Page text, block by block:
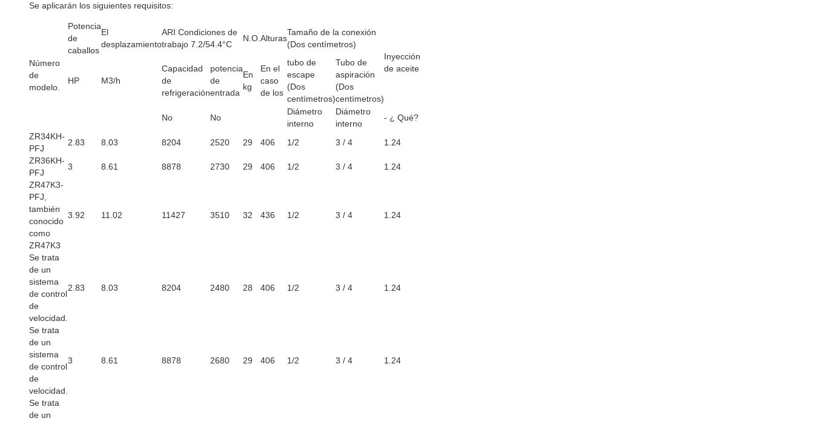
Se aplicarán los siguientes requisitos:
Número
de
modelo.
Potencia
de
caballos
El
desplazamiento
ARI Condiciones de
trabajo 7.2/54.4°C
N.O. Alturas
Tamaño de la conexión
(Dos centímetros)
Inyección
de aceite
HP
M3/h
Capacidad
de
refrigeración
potencia
de
entrada
En
kg
En el
caso
de los
tubo de
escape
(Dos
centímetros)
Tubo de
aspiración
(Dos
centímetros)
No
No
Diámetro
interno
Diámetro
interno
- ¿ Qué?
ZR34KH-
PFJ
2.83 8.03 8204 2520 29 406 1/2 3 / 4
1.24
ZR36KH-
PFJ
3 8.61 8878 2730 29 406 1/2 3 / 4
1.24
ZR47K3-
PFJ,
también
conocido
como
ZR47K3
3.92 11.02 11427 3510 32 436 1/2 3 / 4 1.24
Se trata
de un
sistema
de control
de
velocidad.
2.83 8.03 8204 2480 28 406 1/2 3 / 4 1.24
Se trata
de un
sistema
de control
de
velocidad.
3 8.61 8878 2680 29 406 1/2 3 / 4 1.24
Se trata
de un